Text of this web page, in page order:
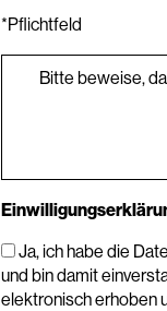
*Pflichtfeld
Bitte beweise,
Ja, ich habe die
und bin damit
elektronisch erhoben